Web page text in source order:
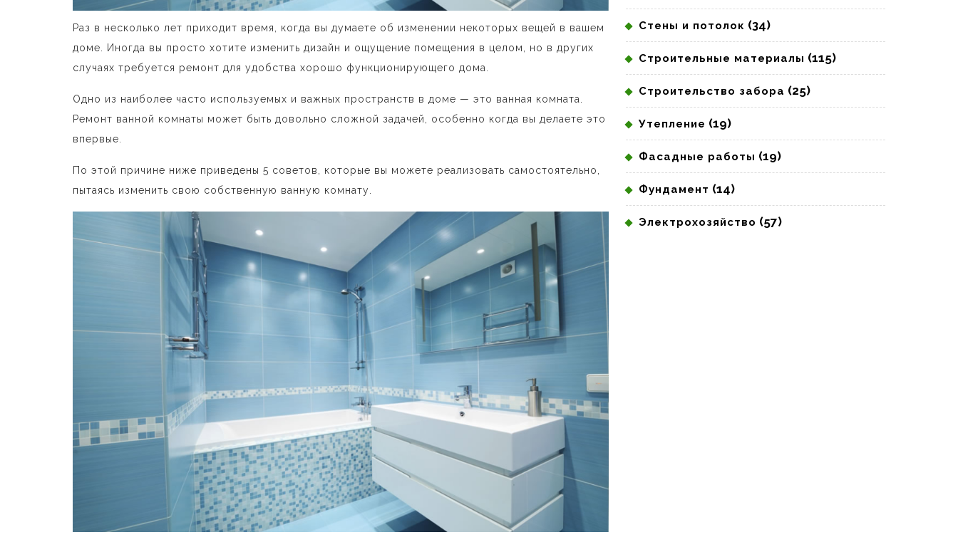
Раз в несколько лет приходит время, когда вы думаете об изменении некоторых вещей в вашем
доме. Иногда вы просто хотите изменить дизайн и ощущение помещения в целом, но в других
случаях требуется ремонт для удобства хорошо функционирующего дома.
Одно из наиболее часто используемых и важных пространств в доме — это ванная комната.
Ремонт ванной комнаты может быть довольно сложной задачей, особенно когда вы делаете это
впервые.
По этой причине ниже приведены 5 советов, которые вы можете реализовать самостоятельно,
пытаясь изменить свою собственную ванную комнату.
Стены и потолок (34)
Строительные материалы (115)
Строительство забора (25)
Утепление (19)
Фасадные работы (19)
Фундамент (14)
Электрохозяйство (57)